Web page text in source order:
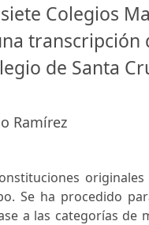
Colegios
transcripción
de Santa
Ramírez
Se ha procedido
a las categorías de